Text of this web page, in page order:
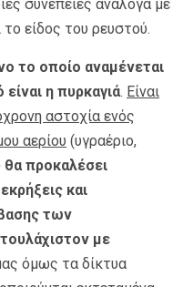
συνέπειες ανάλογα με
είδος του ρευστού.
το οποίο αναμένεται
η πυρκαγιά. Είναι
αστοχία ενός
αερίου (υγραέριο,
θα προκαλέσει
και
των
με
όμως τα δίκτυα